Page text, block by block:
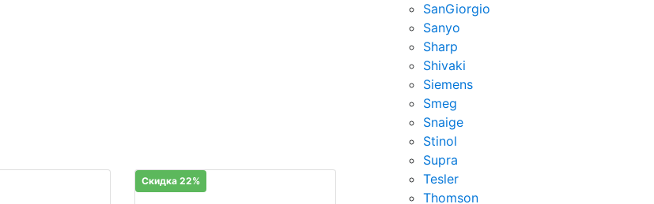
Скидка 22%
SanGiorgio
Sanyo
Sharp
Shivaki
Siemens
Smeg
Snaige
Stinol
Supra
Tesler
Thomson